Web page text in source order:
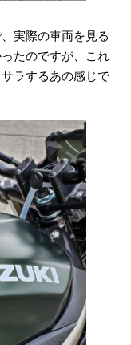
実際の車両を見る
たのですが、これ
ラするあの感じで